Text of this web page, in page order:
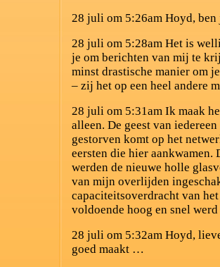
28 juli om 5:26am Hoyd, ben
28 juli om 5:28am Het is
je om berichten van mij te
minst drastische manier om
– zij het op een heel andere
28 juli om 5:31am Ik maak
alleen. De geest van
gestorven komt op het
eersten die hier
werden de nieuwe holle
van mijn overlijden
capaciteitsoverdracht van
voldoende hoog en snel
28 juli om 5:32am Hoyd,
goed maakt …